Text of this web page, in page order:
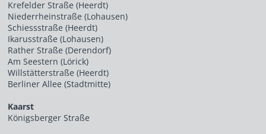
Krefelder Straße (Heerdt)
Niederrheinstraße (Lohausen)
Schiessstraße (Heerdt)
Ikarusstraße (Lohausen)
Rather Straße (Derendorf)
Am Seestern (Lörick)
Willstätterstraße (Heerdt)
Berliner Allee (Stadtmitte)
Kaarst
Königsberger Straße